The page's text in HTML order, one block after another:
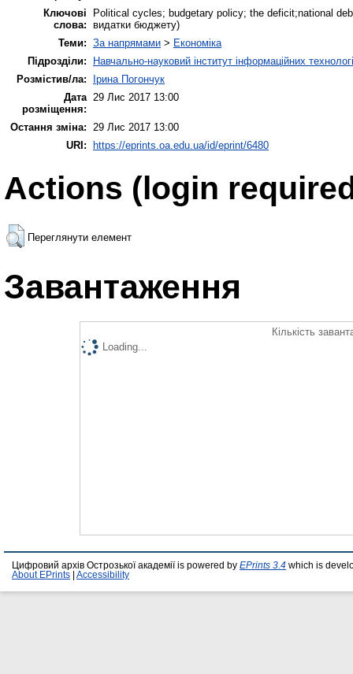
Ключові
слова:
Political cycles; budgetary policy; the deficit;national
видатки бюджету)
Теми: За напрямами > Економіка
Підрозділи:
Навчально-науковий інститут інформаційних
Розмістив/ла:
Ірина Погончук
Дата
розміщення:
29 Лис 2017 13:00
Остання зміна:
29 Лис 2017 13:00
URI: https://eprints.oa.edu.ua/id/eprint/6480
Actions (login
Переглянути елемент
Завантаження
Кількість
Loading...
Цифровий архів Острозької академії is powered by EPrints 3.4 which is
About EPrints
Accessibility